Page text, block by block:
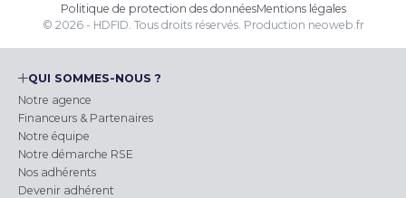
Politique de protection des donnéesMentions légales
© 2026 - HDFID. Tous droits réservés. Production neoweb.fr
QUI SOMMES-NOUS ?
Notre agence
Financeurs & Partenaires
Notre équipe
Notre démarche RSE
Nos adhérents
Devenir adhérent